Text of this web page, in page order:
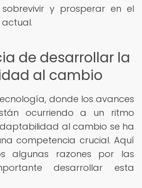
y prosperar en el
de desarrollar la
al cambio
donde los avances
ocurriendo a un ritmo
al cambio se ha
competencia crucial. Aquí
algunas razones por las
desarrollar esta